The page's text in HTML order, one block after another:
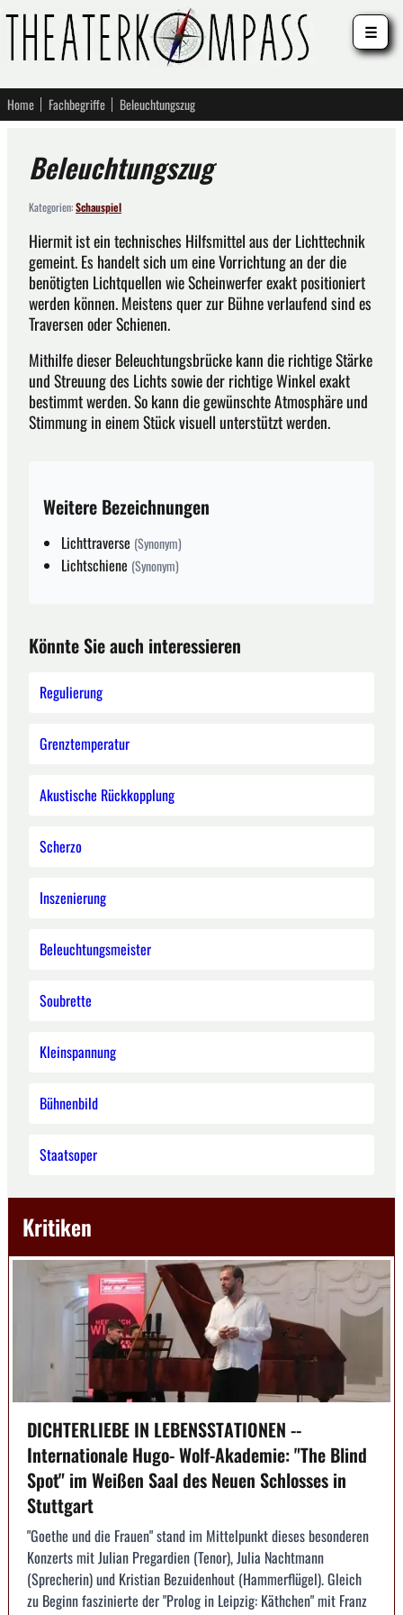
Home Fachbegriffe Beleuchtungszug
Beleuchtungszug
Kategorien:Schauspiel
Hiermit ist ein technisches Hilfsmittel aus der Lichttechnik
gemeint. Es handelt sich um eine Vorrichtung an der die
benötigten Lichtquellen wie Scheinwerfer exakt positioniert
werden können. Meistens quer zur Bühne verlaufend sind es
Traversen oder Schienen.
Mithilfe dieser Beleuchtungsbrücke kann die richtige Stärke
und Streuung des Lichts sowie der richtige Winkel exakt
bestimmt werden. So kann die gewünschte Atmosphäre und
Stimmung in einem Stück visuell unterstützt werden.
Weitere Bezeichnungen
Lichttraverse (Synonym)
Lichtschiene (Synonym)
Könnte Sie auch interessieren
Regulierung
Grenztemperatur
Akustische Rückkopplung
Scherzo
Inszenierung
Beleuchtungsmeister
Soubrette
Kleinspannung
Bühnenbild
Staatsoper
Kritiken
DICHTERLIEBE IN LEBENSSTATIONEN --
Internationale Hugo- Wolf-Akademie: "The Blind
Spot" im Weißen Saal des Neuen Schlosses in
Stuttgart
"Goethe und die Frauen" stand im Mittelpunkt dieses besonderen
Konzerts mit Julian Pregardien (Tenor), Julia Nachtmann
(Sprecherin) und Kristian Bezuidenhout (Hammerflügel). Gleich
zu Beginn faszinierte der "Prolog in Leipzig: Käthchen" mit Franz
☰